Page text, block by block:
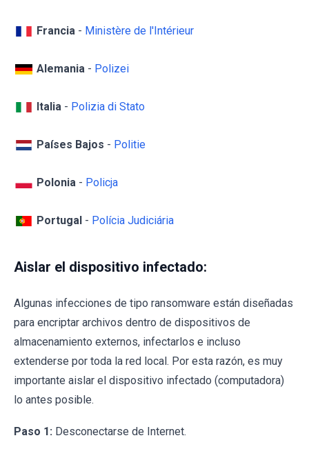
Francia - Ministère de l'Intérieur
Alemania - Polizei
Italia - Polizia di Stato
Países Bajos - Politie
Polonia - Policja
Portugal - Polícia Judiciária
Aislar el dispositivo infectado:
Algunas infecciones de tipo ransomware están diseñadas
para encriptar archivos dentro de dispositivos de
almacenamiento externos, infectarlos e incluso
extenderse por toda la red local. Por esta razón, es muy
importante aislar el dispositivo infectado (computadora)
lo antes posible.
Paso 1: Desconectarse de Internet.